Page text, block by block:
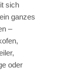
sich
ganzes
–
oder